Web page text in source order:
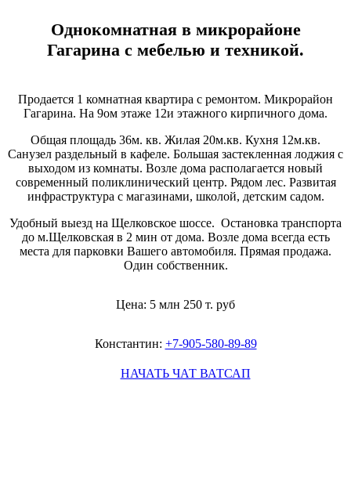
Однокомнатная в микрорайоне
Гагарина с мебелью и техникой.
Продается 1 комнатная квартира с ремонтом. Микрорайон
Гагарина. На 9ом этаже 12и этажного кирпичного дома.
Общая площадь 36м. кв. Жилая 20м.кв. Кухня 12м.кв.
Санузел раздельный в кафеле. Большая застекленная лоджия с
выходом из комнаты. Возле дома располагается новый
современный поликлинический центр. Рядом лес. Развитая
инфраструктура с магазинами, школой, детским садом.
Удобный выезд на Щелковское шоссе. Остановка транспорта
до м.Щелковская в 2 мин от дома. Возле дома всегда есть
места для парковки Вашего автомобиля. Прямая продажа.
Один собственник.
Цена: 5 млн 250 т. руб
Константин: +7-905-580-89-89
НАЧАТЬ ЧАТ ВАТСАП